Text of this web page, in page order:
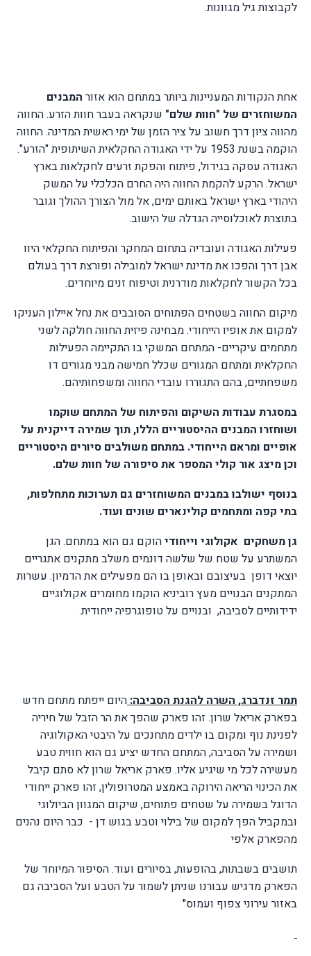
לקבוצות גיל מגוונות.
אחת הנקודות המעניינות ביותר במתחם הוא אזור המבנים
המשוחזרים של "חוות שלם" שנקראה בעבר חוות הזרע.החווה
מהווה ציון דרך חשוב על ציר הזמן של ימי ראשית המדינה. החווה
הוקמה בשנת 1953 על ידי האגודה החקלאית השיתופית "הזרע".
האגודה עסקה בגידול, פיתוח והפקת זרעים לחקלאות בארץ
ישראל. הרקע להקמת החווה היה החרם הכלכלי על המשק
היהודי בארץ ישראל באותם ימים, אל מול הצורך ההולך וגובר
בתוצרת לאוכלוסייה הגדלה של הישוב.
פעילות האגודה ועובדיה בתחום המחקר והפיתוח החקלאי היוו
אבן דרך והפכו את מדינת ישראל למובילה ופורצת דרך בעולם
בכל הקשור לחקלאות מודרנית וטיפוח זנים מיוחדים.
מיקום החווה בשטחים הפתוחים הסובבים את נחל איילון העניקו
למקום את אופיו הייחודי. מבחינה פיזית החווה חולקה לשני
מתחמים עיקריים- המתחם המשקי בו התקיימה הפעילות
החקלאית ומתחם המגורים שכלל חמישה מבני מגורים דו
משפחתיים, בהם התגוררו עובדי החווה ומשפחותיהם.
במסגרת עבודות השיקום והפיתוח של המתחם שוקמו
ושוחזרו המבנים ההיסטוריים הללו, תוך שמירה דייקנית על
אופיים ומראם הייחודי. במתחם משולבים סיורים היסטוריים
וכן מיצג אור קולי המספר את סיפורה של חוות שלם.
בנוסף ישולבו במבנים המשוחזרים גם תערוכות מתחלפות,
בתי קפה ומתחמים קולינארים שונים ועוד.
גן משחקים אקולוגי וייחודיהוקם גם הוא במתחם. הגן
המשתרע על שטח של שלשה דונמים משלב מתקנים אתגריים
יוצאי דופן בעיצובם ובאופן בו הם מפעילים את הדמיון. עשרות
המתקנים הבנויים מעץ רוביניא הוקמו מחומרים אקולוגיים
ידידותיים לסביבה, ובנויים על טופוגרפיה ייחודית.
תמר זנדברג, השרה להגנת הסביבה:היום ייפתח מתחם חדש
בפארק אריאל שרון. זהו פארק שהפך את הר הזבל של חיריה
לפנינת נוף ומקום בו ילדים מתחנכים על היבטי האקולוגיה
ושמירה על הסביבה, המתחם החדש יציע גם הוא חווית טבע
מעשירה לכל מי שיגיע אליו. פארק אריאל שרון לא סתם קיבל
את הכינוי הריאה הירוקה באמצע המטרופולין, זהו פארק ייחודי
הדוגל בשמירה על שטחים פתוחים, שיקום המגוון הביולוגי
ובמקביל הפך למקום של בילוי וטבע בגוש דן - כבר היום נהנים
מהפארק אלפי
תושבים בשבתות, בהופעות, בסיורים ועוד. הסיפור המיוחד של
הפארק מדגיש עבורנו שניתן לשמור על הטבע ועל הסביבה גם
באזור עירוני צפוף ועמוס"